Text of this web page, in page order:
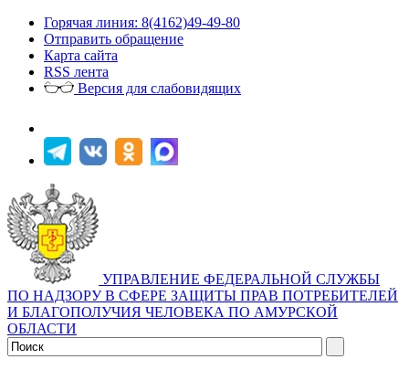
Горячая линия: 8(4162)49-49-80
Отправить обращение
Карта сайта
RSS лента
Версия для слабовидящих
УПРАВЛЕНИЕ ФЕДЕРАЛЬНОЙ СЛУЖБЫ
ПО НАДЗОРУ В СФЕРЕ ЗАЩИТЫ ПРАВ ПОТРЕБИТЕЛЕЙ
И БЛАГОПОЛУЧИЯ ЧЕЛОВЕКА ПО АМУРСКОЙ
ОБЛАСТИ